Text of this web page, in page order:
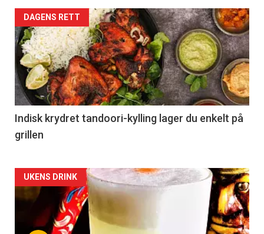
DAGENS RETT
Indisk krydret tandoori-kylling lager du enkelt på
grillen
Forsiden
akkurat
nå
UKENS DRINK